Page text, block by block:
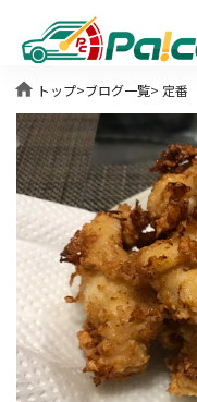
home トップ>ブログ一覧> 定番